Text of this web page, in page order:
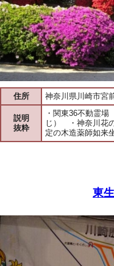
住所 神奈川県川崎市宮
説明
抜粋
・関東36不動霊
じ） ・神奈川花
定の木造薬師如来
東